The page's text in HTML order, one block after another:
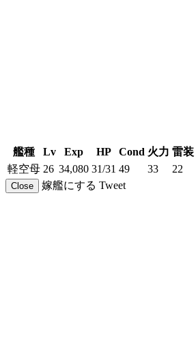
艦種 Lv Exp HP Cond 火力 雷装
軽空母 26 34,080 31/31 49 33 22
Close 嫁艦にする Tweet